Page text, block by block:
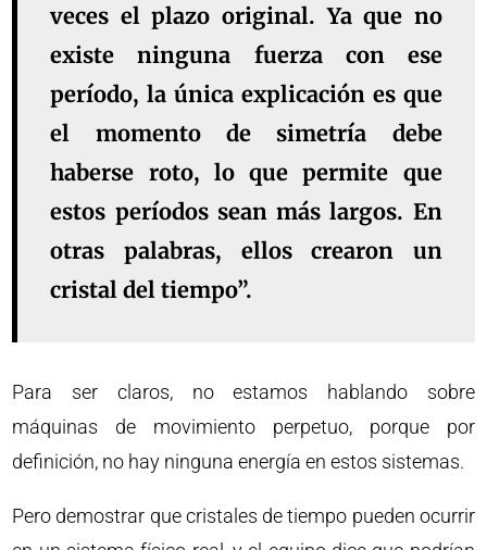
veces el plazo original. Ya que no
existe ninguna fuerza con ese
período, la única explicación es que
el momento de simetría debe
haberse roto, lo que permite que
estos períodos sean más largos. En
otras palabras, ellos crearon un
cristal del tiempo”.
Para ser claros, no estamos hablando sobre
máquinas de movimiento perpetuo, porque por
definición, no hay ninguna energía en estos sistemas.
Pero demostrar que cristales de tiempo pueden ocurrir